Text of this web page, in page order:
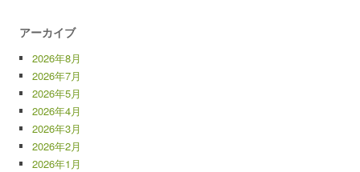
アーカイブ
2026年8月
2026年7月
2026年5月
2026年4月
2026年3月
2026年2月
2026年1月